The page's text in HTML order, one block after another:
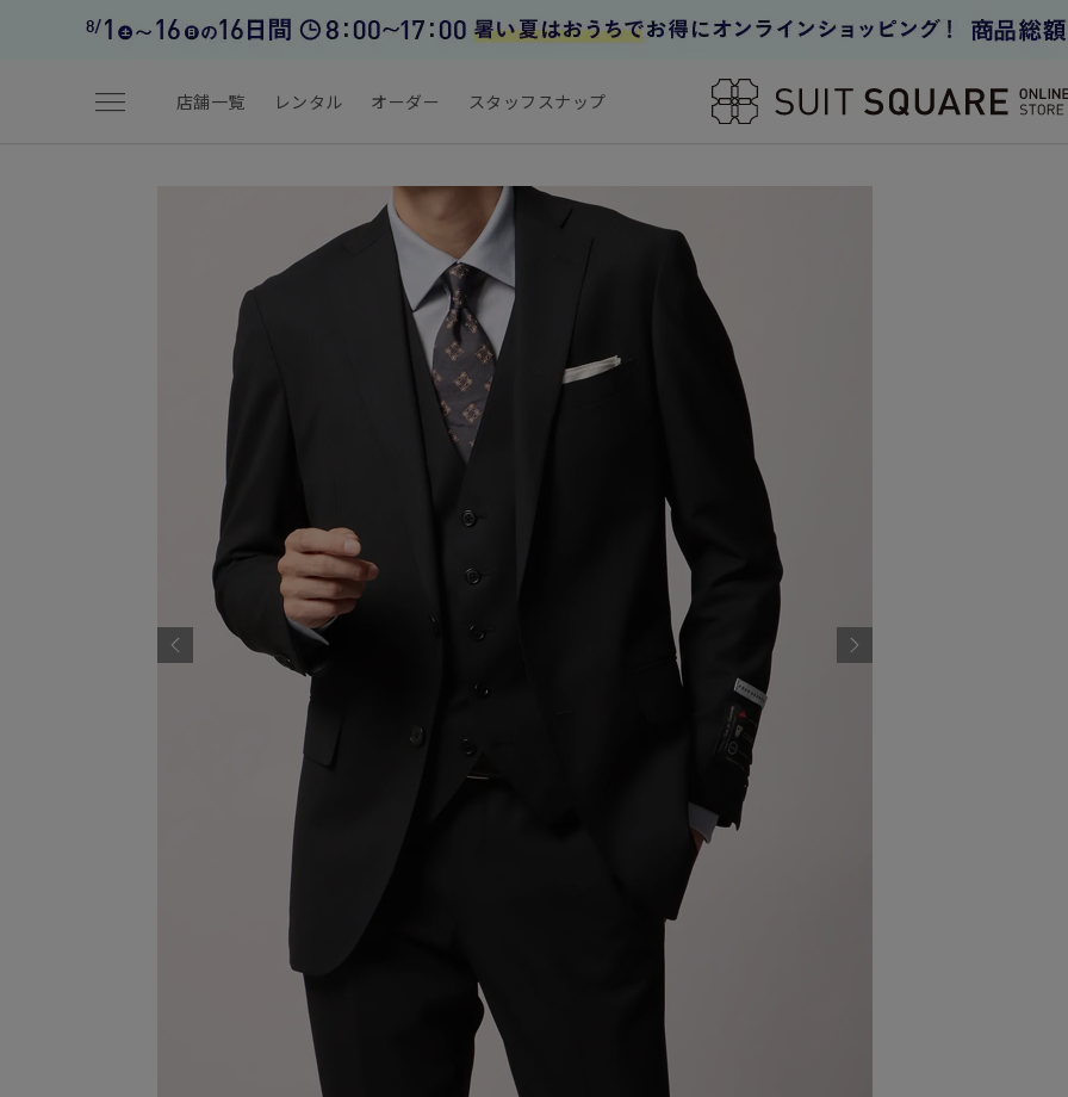
menu 店舗一覧 レンタル オーダー スタッフスナップ